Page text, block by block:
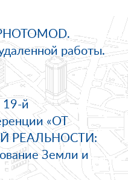
работы.
19-й
«ОТ
РЕАЛЬНОСТИ:
Земли и